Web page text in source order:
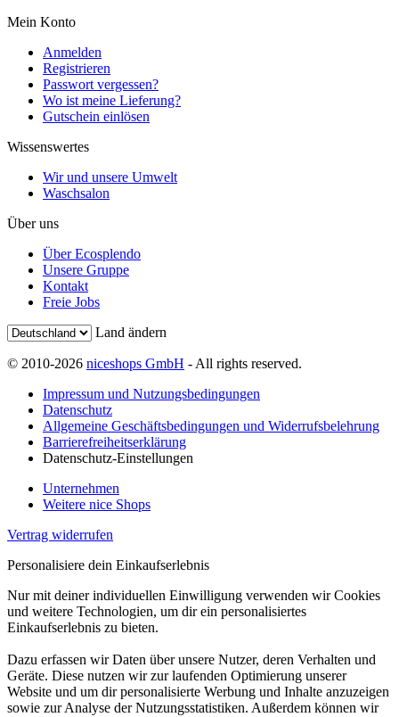
Mein Konto
Anmelden
Registrieren
Passwort vergessen?
Wo ist meine Lieferung?
Gutschein einlösen
Wissenswertes
Wir und unsere Umwelt
Waschsalon
Über uns
Über Ecosplendo
Unsere Gruppe
Kontakt
Freie Jobs
Land ändern
© 2010-2026 niceshops GmbH - All rights reserved.
Impressum und Nutzungsbedingungen
Datenschutz
Allgemeine Geschäftsbedingungen und Widerrufsbelehrung
Barrierefreiheitserklärung
Datenschutz-Einstellungen
Unternehmen
Weitere nice Shops
Vertrag widerrufen
Personalisiere dein Einkaufserlebnis
Nur mit deiner individuellen Einwilligung verwenden wir Cookies
und weitere Technologien, um dir ein personalisiertes
Einkaufserlebnis zu bieten.
Dazu erfassen wir Daten über unsere Nutzer, deren Verhalten und
Geräte. Diese nutzen wir zur laufenden Optimierung unserer
Website und um dir personalisierte Werbung und Inhalte anzuzeigen
sowie zur Analyse der Nutzungsstatistiken. Außerdem können wir